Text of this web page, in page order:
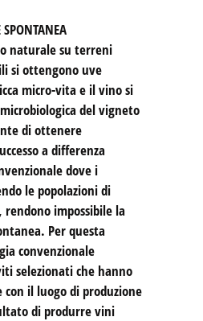
naturale su terreni
si ottengono uve
micro-vita e il vino si
del vigneto
di ottenere
a differenza
dove i
le popolazioni di
impossibile la
Per questa
convenzionale
selezionati che hanno
il luogo di produzione
di produrre vini